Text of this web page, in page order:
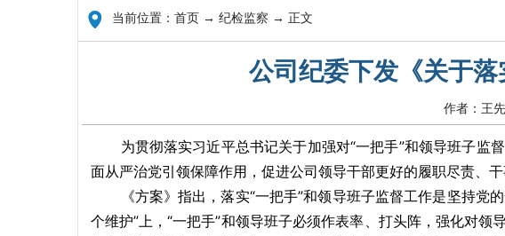
当前位置： 首页 → 纪检监察 → 正文
公司纪委下发《关于落
作者：王
为贯彻落实习近平总书记关于加强对“一把手”和领导班子监
面从严治党引领保障作用，促进公司领导干部更好的履职尽责、
《方案》指出，落实“一把手”和领导班子监督工作是坚持
个维护”上，“一把手”和领导班子必须作表率、打头阵，强化对